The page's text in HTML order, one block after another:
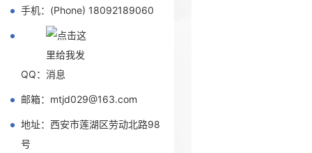
手机：(Phone) 18092189060
QQ：
邮箱：mtjd029@163.com
地址：西安市莲湖区劳动北路98
号